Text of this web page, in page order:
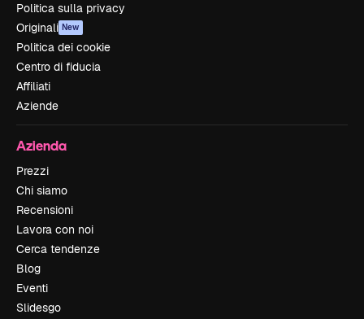
Politica sulla privacy
Originali New
Politica dei cookie
Centro di fiducia
Affiliati
Aziende
Azienda
Prezzi
Chi siamo
Recensioni
Lavora con noi
Cerca tendenze
Blog
Eventi
Slidesgo